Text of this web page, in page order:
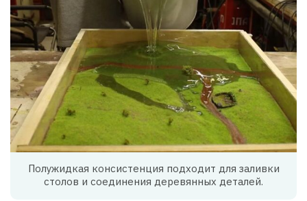
Полужидкая консистенция подходит для заливки
столов и соединения деревянных деталей.